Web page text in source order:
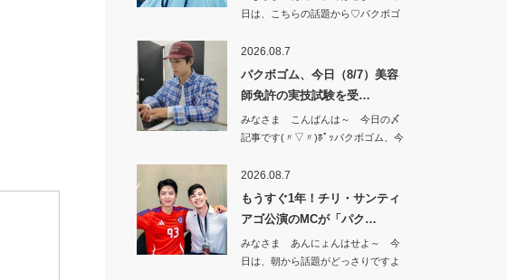
日は、こちらの話題から♡パクボゴ
2026.08.7
パクボゴム、今日（8/7）美容
師免許の実技試験を受…
みなさま こんばんは～ 今日の〆
記事です(〃▽〃)ﾎﾟｯパクボゴム、今
2026.08.7
もうすぐ1年！チリ・サンティ
アゴ公演のMCが「パク…
みなさま あんにょんはせよ～ 今
日は、朝から話題がどっさりですよ